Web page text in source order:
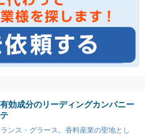
効成分のリーディングカンパニー
ンス・グラース。香料産業の聖地とし